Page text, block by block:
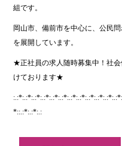
組です。
岡山市、備前市を中心に、公民
を展開しています。
★正社員の求人随時募集中！社
けております★
*::.:*:.:*:.: